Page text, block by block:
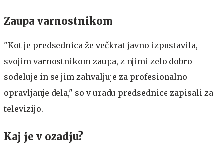
Zaupa varnostnikom
"Kot je predsednica že večkrat javno izpostavila,
svojim varnostnikom zaupa, z njimi zelo dobro
sodeluje in se jim zahvaljuje za profesionalno
opravljanje dela," so v uradu predsednice zapisali za
televizijo.
Kaj je v ozadju?